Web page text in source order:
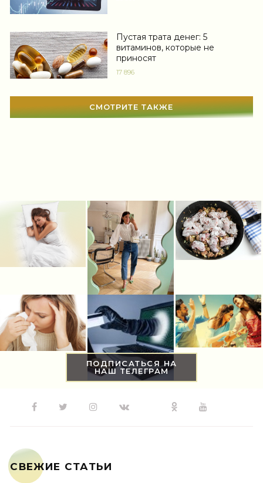
Мир женщины
Пустая трата денег: 5
витаминов, которые не
приносят
17 896
СМОТРИТЕ ТАКЖЕ
ПОДПИСАТЬСЯ НА
НАШ ТЕЛЕГРАМ
СВЕЖИЕ СТАТЬИ